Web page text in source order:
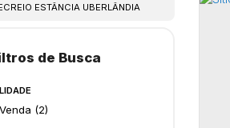
ESTÂNCIA UBERLÂNDIA
Venda (2)